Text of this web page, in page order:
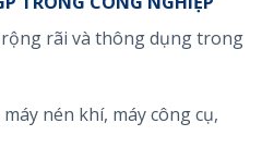
rãi và thông dụng trong
nén khí, máy công cụ,